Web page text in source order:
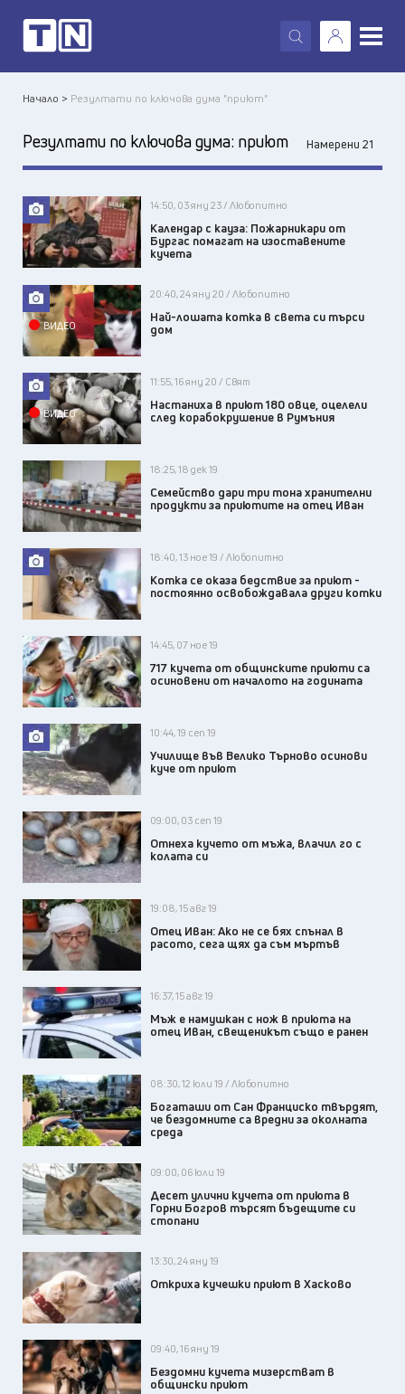
X
Начало > Резултати по ключова дума "приют"
Резултати по ключова дума: приют Намерени 21
14:50, 03 яну 23 / Любопитно
Календар с кауза: Пожарникари от
Бургас помагат на изоставените
кучета
ВИДЕО
20:40, 24 яну 20 / Любопитно
Най-лошата котка в света си търси
дом
ВИДЕО
11:55, 16 яну 20 / Свят
Настаниха в приют 180 овце, оцелели
след корабокрушение в Румъния
18:25, 18 дек 19
Семейство дари три тона хранителни
продукти за приютите на отец Иван
18:40, 13 ное 19 / Любопитно
Котка се оказа бедствие за приют -
постоянно освобождавала други котки
14:45, 07 ное 19
717 кучета от общинските приюти са
осиновени от началото на годината
10:44, 19 сеп 19
Училище във Велико Търново осинови
куче от приют
09:00, 03 сеп 19
Отнеха кучето от мъжа, влачил го с
колата си
19:08, 15 авг 19
Отец Иван: Ако не се бях спънал в
расото, сега щях да съм мъртъв
16:37, 15 авг 19
Мъж е намушкан с нож в приюта на
отец Иван, свещеникът също е ранен
08:30, 12 юли 19 / Любопитно
Богаташи от Сан Франциско твърдят,
че бездомните са вредни за околната
среда
09:00, 06 юли 19
Десет улични кучета от приюта в
Горни Богров търсят бъдещите си
стопани
13:30, 24 яну 19
Откриха кучешки приют в Хасково
09:40, 16 яну 19
Бездомни кучета мизерстват в
общински приют